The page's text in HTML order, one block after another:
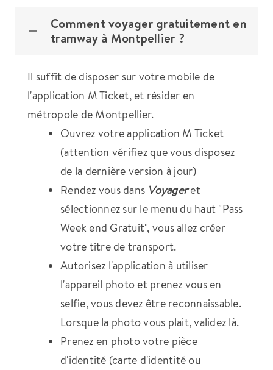
Comment voyager gratuitement en
tramway à Montpellier ?
Il suffit de disposer sur votre mobile de
l'application M Ticket, et résider en
métropole de Montpellier.
Ouvrez votre application M Ticket
(attention vérifiez que vous disposez
de la dernière version à jour)
Rendez vous dans Voyageret
sélectionnez sur le menu du haut "Pass
Week end Gratuit", vous allez créer
votre titre de transport.
Autorisez l'application à utiliser
l'appareil photo et prenez vous en
selfie, vous devez être reconnaissable.
Lorsque la photo vous plait, validez là.
Prenez en photo votre pièce
d'identité (carte d'identité ou